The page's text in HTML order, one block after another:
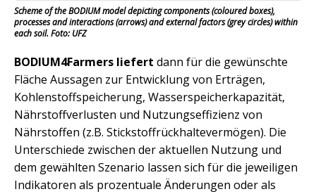
Scheme of the BODIUM model depicting components (coloured boxes),
processes and interactions (arrows) and external factors (grey circles) within
each soil. Foto: UFZ
BODIUM4Farmers liefert dann für die gewünschte
Fläche Aussagen zur Entwicklung von Erträgen,
Kohlenstoffspeicherung, Wasserspeicherkapazität,
Nährstoffverlusten und Nutzungseffizienz von
Nährstoffen (z.B. Stickstoffrückhaltevermögen). Die
Unterschiede zwischen der aktuellen Nutzung und
dem gewählten Szenario lassen sich für die jeweiligen
Indikatoren als prozentuale Änderungen oder als